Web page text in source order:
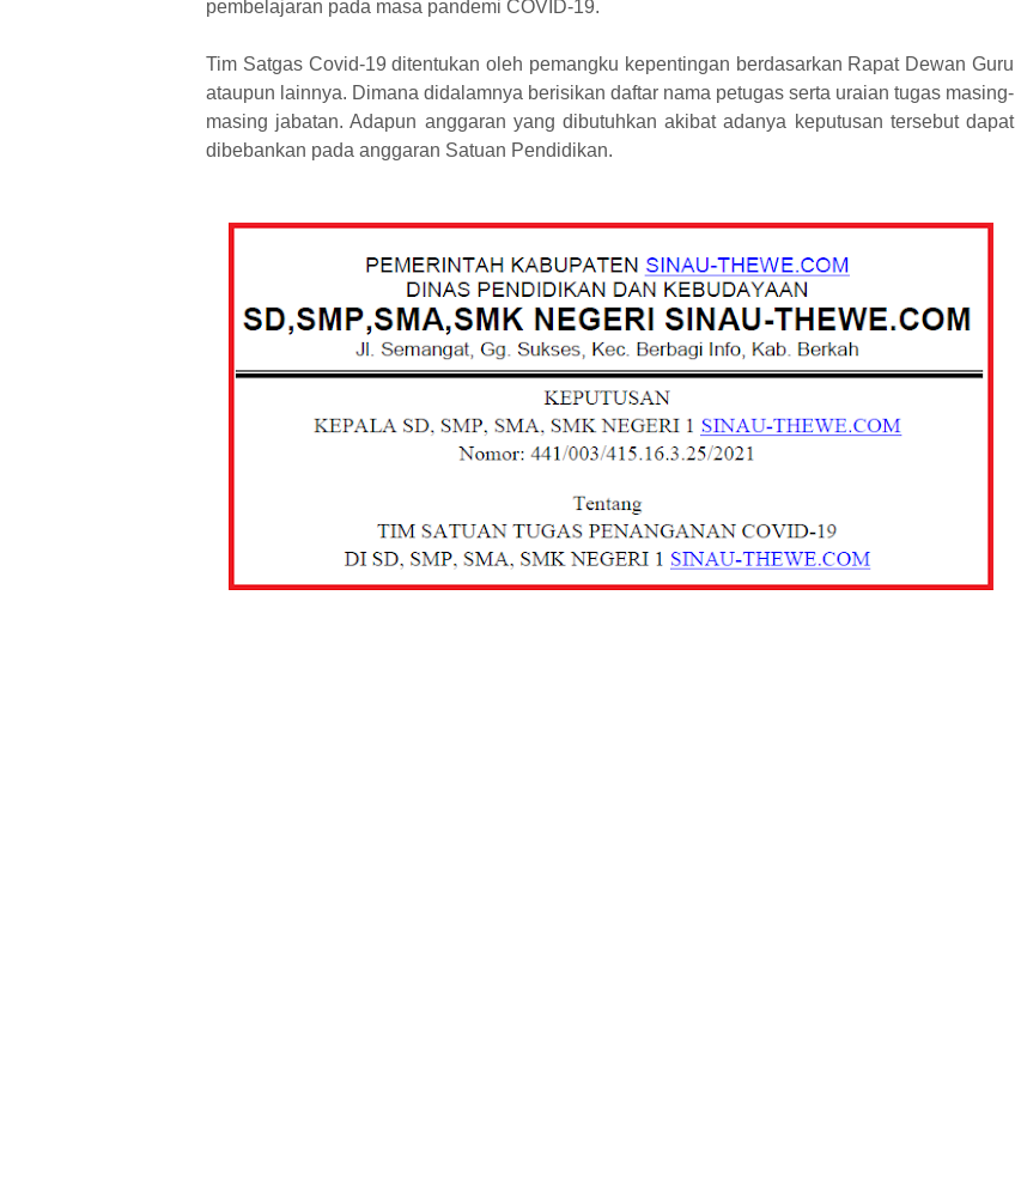
pembelajaran pada masa pandemi COVID-19.
Tim Satgas Covid-19 ditentukan oleh pemangku kepentingan berdasarkan Rapat Dewan Guru
ataupun lainnya. Dimana didalamnya berisikan daftar nama petugas serta uraian tugas masing-
masing jabatan. Adapun anggaran yang dibutuhkan akibat adanya keputusan tersebut dapat
dibebankan pada anggaran Satuan Pendidikan.